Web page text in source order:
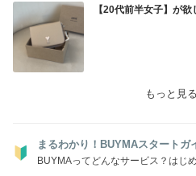
【20代前半女子】が
もっと見る
まるわかり！BUYMAスタートガ
BUYMAってどんなサービス？はじ